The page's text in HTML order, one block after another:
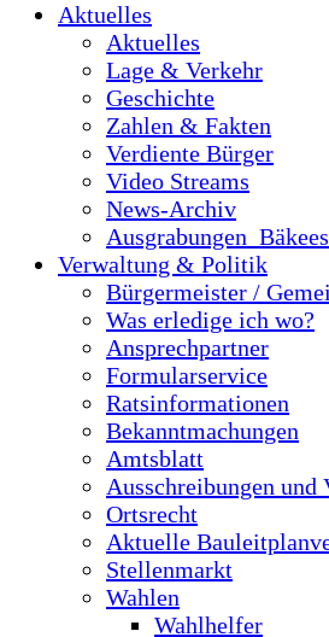
Aktuelles
Aktuelles
Lage & Verkehr
Geschichte
Zahlen & Fakten
Verdiente Bürger
Video Streams
News-Archiv
Verwaltung & Politik
Bürgermeister /
Was erledige ich wo?
Ansprechpartner
Formularservice
Ratsinformationen
Bekanntmachungen
Amtsblatt
Ausschreibungen und
Ortsrecht
Aktuelle
Stellenmarkt
Wahlen
Wahlhelfer